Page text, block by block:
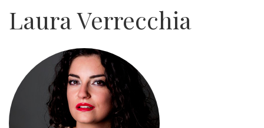
Laura Verrecchia